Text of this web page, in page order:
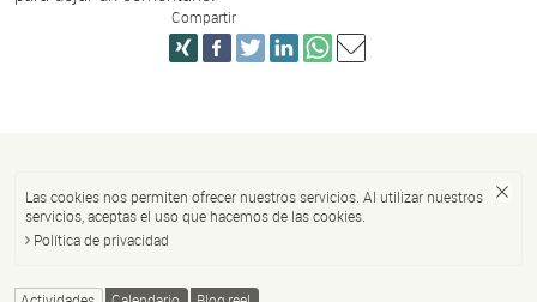
Compartir
Las cookies nos permiten ofrecer nuestros servicios. Al utilizar nuestros
servicios, aceptas el uso que hacemos de las cookies.
Política de privacidad